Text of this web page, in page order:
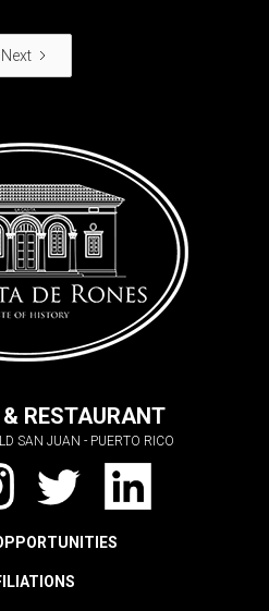
Next
RESTAURANT
SAN JUAN - PUERTO RICO